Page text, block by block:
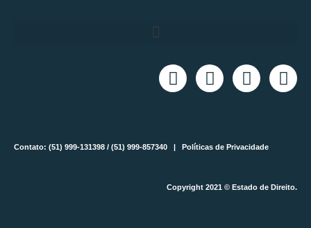
Contato: (51) 999-131398 / (51) 999-857340 | Políticas de Privacidade
Copyright 2021 © Estado de Direito.